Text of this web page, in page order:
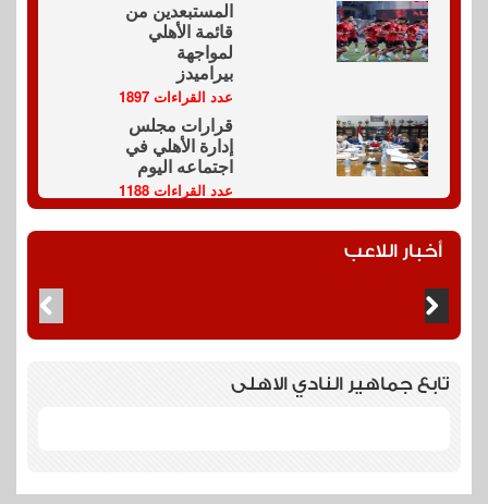
المستبعدين من
قائمة الأهلي
لمواجهة
بيراميدز
عدد القراءات 1897
قرارات مجلس
إدارة الأهلي في
اجتماعه اليوم
عدد القراءات 1188
أخبار اللاعب
تابع جماهير النادي الاهلى